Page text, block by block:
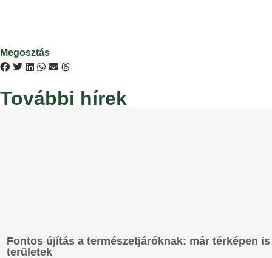
Megosztás
További hírek
Fontos újítás a természetjáróknak: már térképen
területek